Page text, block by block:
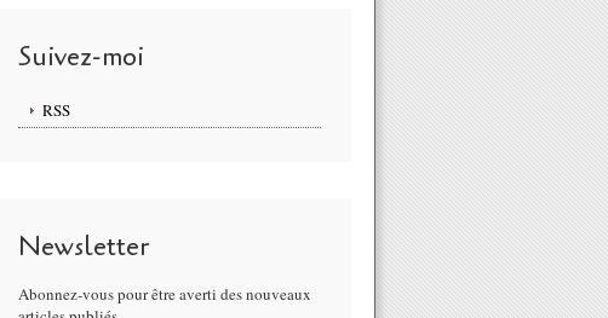
Suivez-moi
RSS
Newsletter
Abonnez-vous pour être averti des nouveaux